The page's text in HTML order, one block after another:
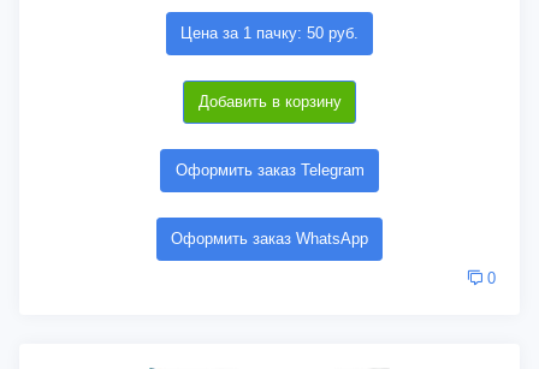
Цена за 1 пачку: 50 руб.
Добавить в корзину
Оформить заказ Telegram
Оформить заказ WhatsApp
0